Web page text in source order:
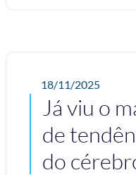
18/11/2025
Já viu o
de
do